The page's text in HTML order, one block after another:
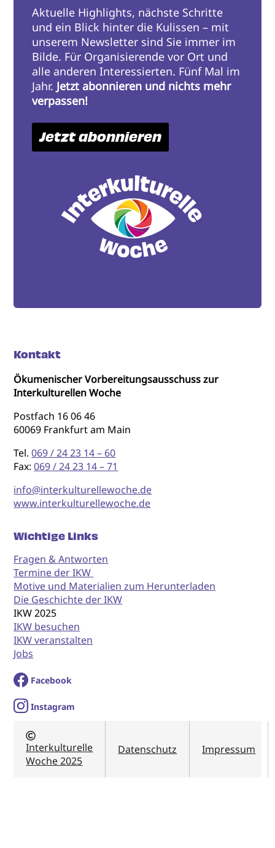
Aktuelle Highlights, nächste Schritte
und ein Blick hinter die Kulissen – mit
unserem Newsletter sind Sie immer im
Bilde. Für Organisierende vor Ort und
alle anderen Interessierten. Fünf Mal im
Jahr. Jetzt abonnieren und nichts mehr
verpassen!
Jetzt abonnieren
Kontakt
Ökumenischer Vorbereitungsausschuss zur
Interkulturellen Woche
Postfach 16 06 46
60069 Frankfurt am Main
Tel.069 / 24 23 14 – 60
Fax:069 / 24 23 14 – 71
info@interkulturellewoche.de
www.interkulturellewoche.de
Wichtige Links
Fragen & Antworten
Termine der IKW
Motive und Materialien zum Herunterladen
Die Geschichte der IKW
IKW 2025
IKW besuchen
IKW veranstalten
Jobs
Facebook
Instagram
Interkulturelle
Woche 2025
Datenschutz Impressum